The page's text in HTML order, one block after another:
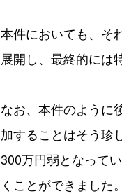
本件においても、そ
展開し、最終的には
なお、本件のように
加することはそう珍
300万円弱となって
くことができました。